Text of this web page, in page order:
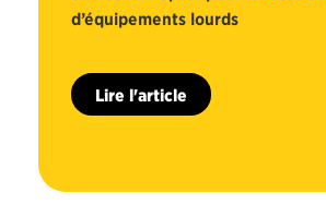
d’équipements lourds
Lire l'article